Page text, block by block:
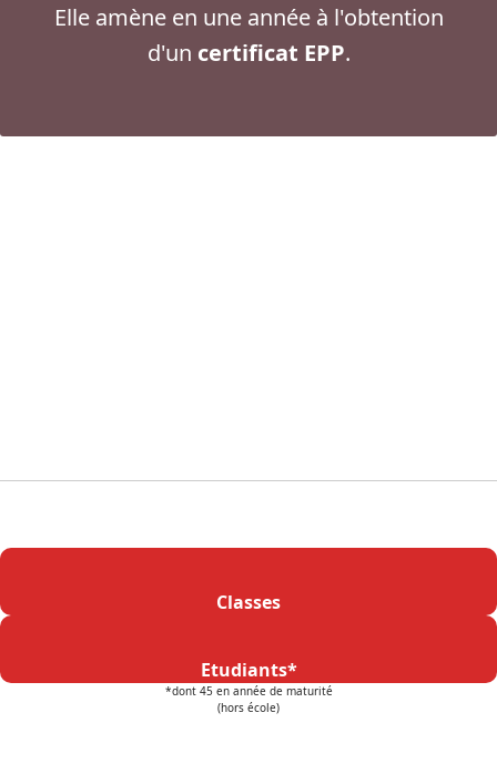
Elle amène en une année à l'obtention
d'un certificat EPP.
Classes
Etudiants*
*dont 45 en année de maturité
(hors école)